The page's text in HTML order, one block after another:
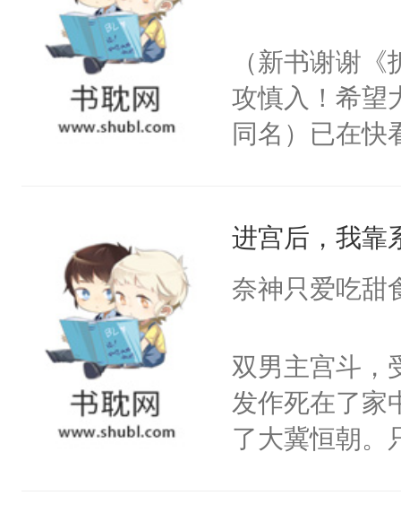
（新书谢谢
攻慎入！希望
同名）已在快
成为所有白莲
I，他们决定
莲花可不止有
点脑袋，看着
常见问题一：
教科书版：“
进宫后，我靠
奈神只爱吃甜
双男主宫斗，
发作死在了家
了大冀恒朝。